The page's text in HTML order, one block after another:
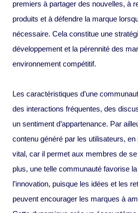
premiers à partager des nouvelles, à
produits et à défendre la marque
nécessaire. Cela constitue une
développement et la pérennité des
environnement compétitif.
Les caractéristiques d’une
des interactions fréquentes, des
un sentiment d’appartenance. Par
contenu généré par les utilisateurs, en
vital, car il permet aux membres de
plus, une telle communauté favorise
l’innovation, puisque les idées et les
peuvent encourager les marques à